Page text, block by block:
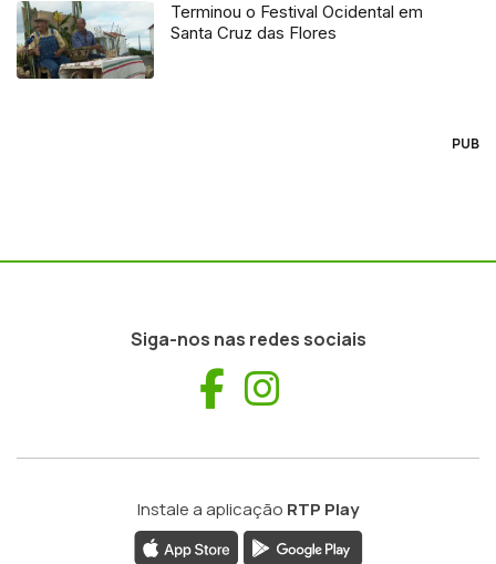
Terminou o Festival Ocidental em
Santa Cruz das Flores
PUB
Siga-nos nas redes sociais
Facebook
Instale a aplicação RTP Play